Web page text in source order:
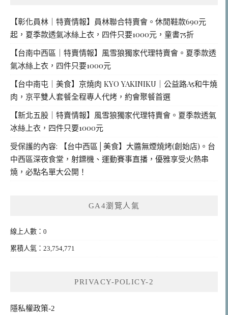
【彰化員林｜特賣情報】員林聯合特賣會。休閒鞋款690元
起，夏季款透氣冰絲上衣，四件只要1000元，童書75折
【台南中西區｜特賣情報】風雪狼獨家代理特賣會。夏季款透
氣冰絲上衣，四件只要1000元
【台中南屯｜美食】京燒肉 KYO YAKINIKU｜公益路A5和牛燒
肉，京平雙人套餐全程專人代烤，約會聚餐首選
【新北五股｜特賣情報】風雪狼獨家代理特賣會。夏季款透氣
冰絲上衣，四件只要1000元
受保護的內容: 【台中西區│美食】大醬無煙燒烤(創始店)。台
中西區深夜食堂，射鏢機、運動賽事直播，優雅享受火熱串
燒，必點名單大公開！
GA4瀏覽人氣
線上人數：0
累積人氣：23,754,771
PRIVACY-POLICY-2
隱私權政策-2